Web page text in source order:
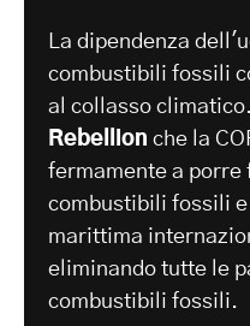
La dipendenza
combustibili fossili
al collasso climatico.
Rebellion che la
fermamente a porre
combustibili fossili
marittima
eliminando tutte le
combustibili fossili.